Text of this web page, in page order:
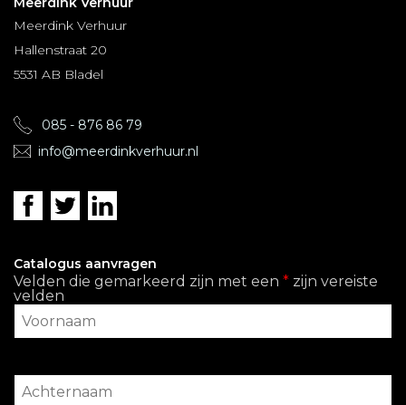
Meerdink Verhuur
Hallenstraat 20
5531 AB Bladel
085 - 876 86 79
info@meerdinkverhuur.nl
Catalogus aanvragen
Velden die gemarkeerd zijn met een * zijn vereiste
velden